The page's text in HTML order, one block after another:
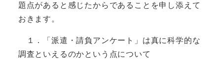
題点があると感じたからであることを申し添えて
おきます。
１．「派遣・請負アンケート」は真に科学的な
調査といえるのかという点について